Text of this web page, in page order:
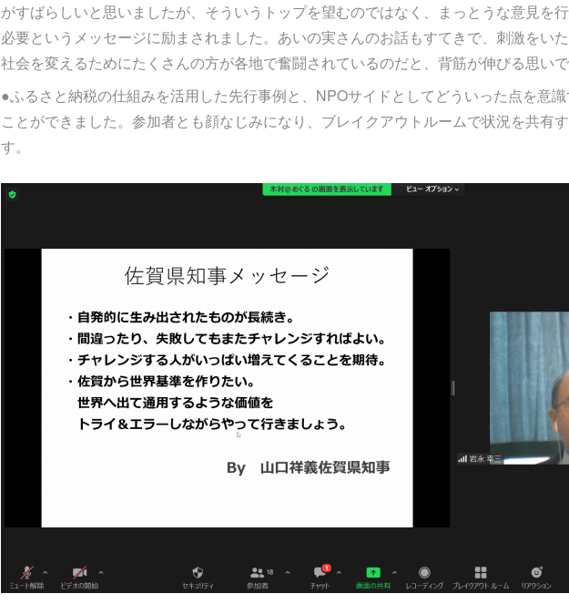
がすばらしいと思いましたが、そういうトップを望むのではなく、まっとうな意見を
必要というメッセージに励まされました。あいの実さんのお話もすてきで、刺激をいた
社会を変えるためにたくさんの方が各地で奮闘されているのだと、背筋が伸びる思いで
●ふるさと納税の仕組みを活用した先行事例と、NPOサイドとしてどういった点を意
ことができました。参加者とも顔なじみになり、ブレイクアウトルームで状況を共有
す。